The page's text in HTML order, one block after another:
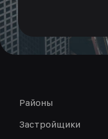
Районы
Застройщики